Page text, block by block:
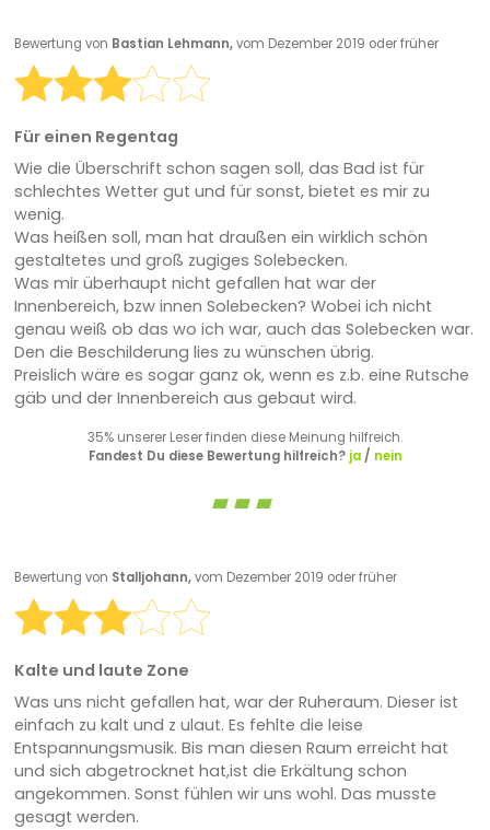
Bewertung von Bastian Lehmann,vom Dezember 2019 oder früher
Für einen Regentag
Wie die Überschrift schon sagen soll, das Bad ist für
schlechtes Wetter gut und für sonst, bietet es mir zu
wenig.
Was heißen soll, man hat draußen ein wirklich schön
gestaltetes und groß zugiges Solebecken.
Was mir überhaupt nicht gefallen hat war der
Innenbereich, bzw innen Solebecken? Wobei ich nicht
genau weiß ob das wo ich war, auch das Solebecken war.
Den die Beschilderung lies zu wünschen übrig.
Preislich wäre es sogar ganz ok, wenn es z.b. eine Rutsche
gäb und der Innenbereich aus gebaut wird.
35% unserer Leser finden diese Meinung hilfreich.
Fandest Du diese Bewertung hilfreich? ja/ nein
Bewertung von Stalljohann,vom Dezember 2019 oder früher
Kalte und laute Zone
Was uns nicht gefallen hat, war der Ruheraum. Dieser ist
einfach zu kalt und z ulaut. Es fehlte die leise
Entspannungsmusik. Bis man diesen Raum erreicht hat
und sich abgetrocknet hat,ist die Erkältung schon
angekommen. Sonst fühlen wir uns wohl. Das musste
gesagt werden.